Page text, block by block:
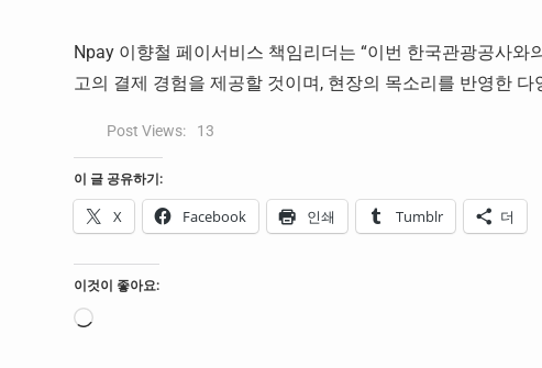
Npay 이향철 페이서비스 책임리더는 “이번 한국관광공사
고의 결제 경험을 제공할 것이며, 현장의 목소리를 반영한
Post Views: 13
이 글 공유하기:
X Facebook 인쇄 Tumblr 더
이것이 좋아요:
로